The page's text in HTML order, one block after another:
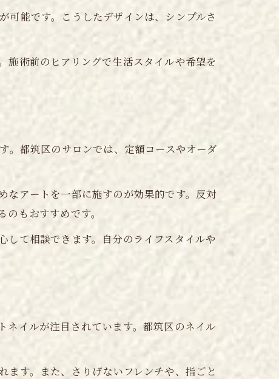
能です。こうしたデザインは、シンプルさ
施術前のヒアリングで生活スタイルや希望を
。都筑区のサロンでは、定額コースやオーダ
なアートを一部に施すのが効果的です。反対
もおすすめです。
て相談できます。自分のライフスタイルや
ネイルが注目されています。都筑区のネイル
す。また、さりげないフレンチや、指ごと